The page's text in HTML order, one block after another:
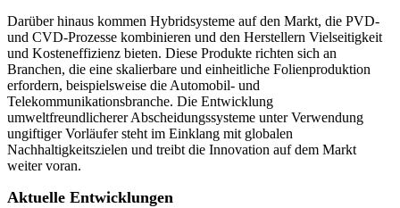
Darüber hinaus kommen Hybridsysteme auf den Markt, die PVD-
und CVD-Prozesse kombinieren und den Herstellern Vielseitigkeit
und Kosteneffizienz bieten. Diese Produkte richten sich an
Branchen, die eine skalierbare und einheitliche Folienproduktion
erfordern, beispielsweise die Automobil- und
Telekommunikationsbranche. Die Entwicklung
umweltfreundlicherer Abscheidungssysteme unter Verwendung
ungiftiger Vorläufer steht im Einklang mit globalen
Nachhaltigkeitszielen und treibt die Innovation auf dem Markt
weiter voran.
Aktuelle Entwicklungen